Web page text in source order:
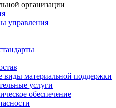
организации
управления
материальной поддержки
услуги
обеспечение